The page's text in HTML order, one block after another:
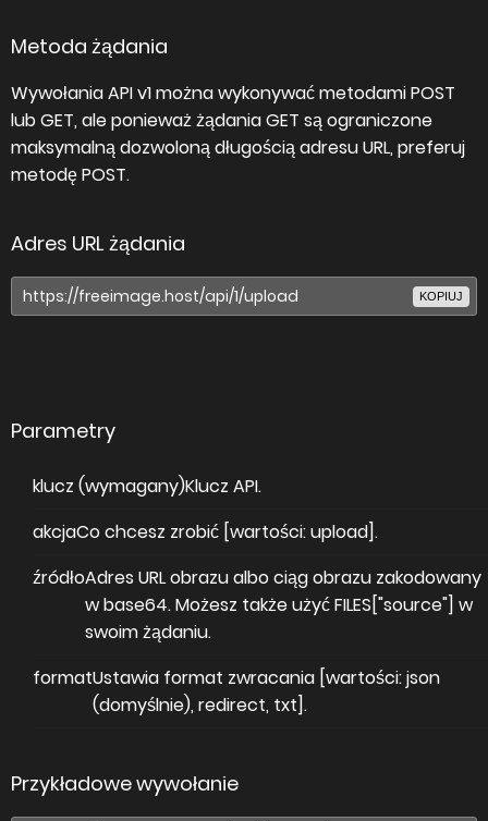
Metoda żądania
Wywołania API v1 można wykonywać metodami POST
lub GET, ale ponieważ żądania GET są ograniczone
maksymalną dozwoloną długością adresu URL, preferuj
metodę POST.
Adres URL żądania
KOPIUJ
Parametry
klucz (wymagany)Klucz API.
akcjaCo chcesz zrobić [wartości: upload].
źródłoAdres URL obrazu albo ciąg obrazu zakodowany
w base64. Możesz także użyć FILES["source"] w
swoim żądaniu.
formatUstawia format zwracania [wartości: json
(domyślnie), redirect, txt].
Przykładowe wywołanie